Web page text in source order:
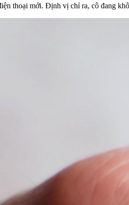
thoại mới. Định vị chỉ ra, cô đang